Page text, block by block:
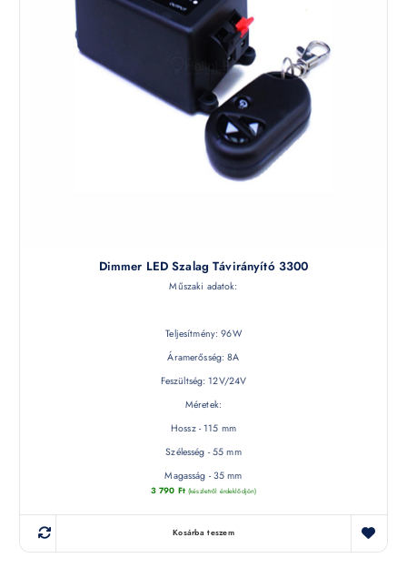
Dimmer LED Szalag Távirányító 3300
Műszaki adatok:
Teljesítmény: 96W
Áramerősség: 8A
Feszültség: 12V/24V
Méretek:
Hossz - 115 mm
Szélesség - 55 mm
Magasság - 35 mm
3 790 Ft (készletről érdeklődjön)
Kosárba teszem